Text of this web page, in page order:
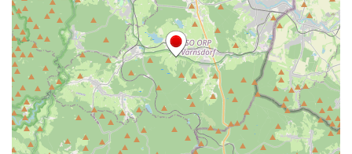
Hrob rodiny Fuxovy na hřbitově v Hostíně u
Vojkovic
Hrob rodiny Kratochvílovy na hřbitově v
Hostíně u Vojkovic
Hrob rodiny Schusterovy na hřbitově v
Hostíně u Vojkovic
Hrob rodiny Seidlových z Vraňan na